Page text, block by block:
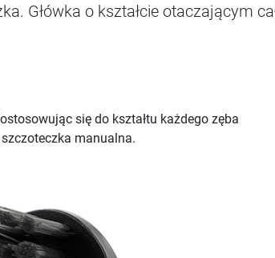
Główka o kształcie otaczającym
się do kształtu każdego zęba
manualna.